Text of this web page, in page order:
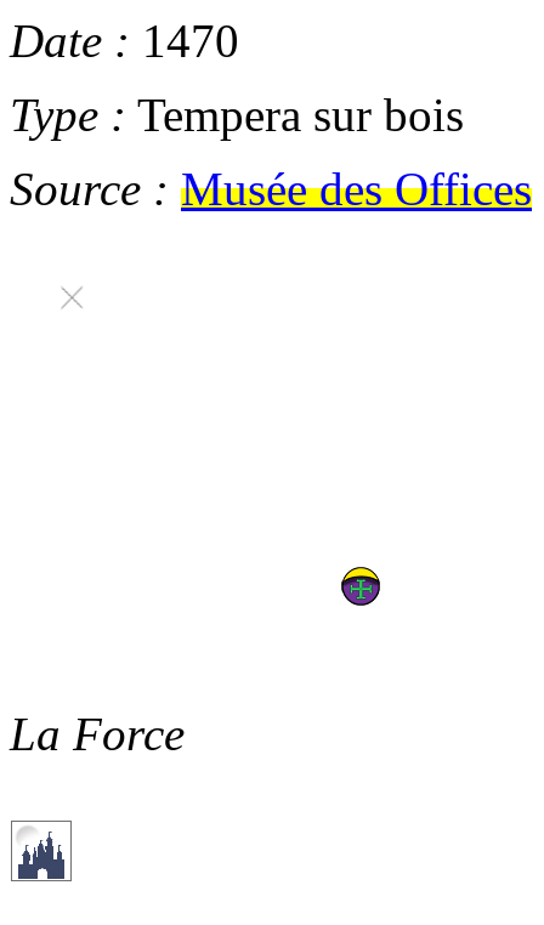
Date : 1470
Type : Tempera sur bois
Source : Musée des Offices
La Force